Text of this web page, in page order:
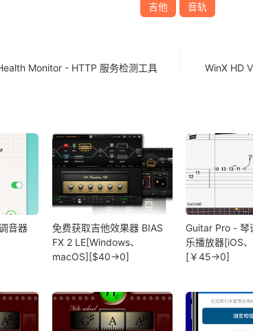
吉他 音轨
Monitor - HTTP 服务检测工具 WinX HD
音器
免费获取吉他效果器 BIAS
FX 2 LE[Windows、
macOS][$40→0]
Guitar Pro - 琴
乐播放器[iOS
[￥45→0]